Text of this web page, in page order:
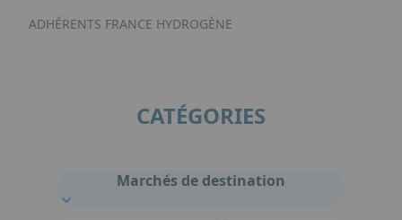
ADHÉRENTS FRANCE HYDROGÈNE
CATÉGORIES
Marchés de destination